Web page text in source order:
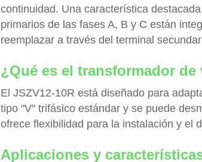
continuidad. Una característica
primarios de las fases A, B y C están
reemplazar a través del terminal
¿Qué es el transformador de
El JSZV12-10R está diseñado para
tipo "V" trifásico estándar y se puede
ofrece flexibilidad para la instalación y el
Aplicaciones y